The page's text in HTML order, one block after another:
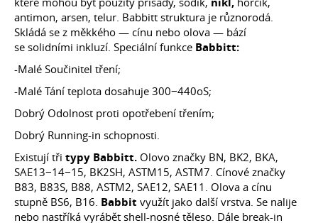
antimon, arsen, telur. Babbitt struktura je různorodá.
Skládá se z měkkého — cínu nebo olova — bází
se solidními inkluzí. Speciální funkce Babbitt:
-Malé Součinitel tření;
-Malé Tání teplota dosahuje 300−440oS;
Dobrý Odolnost proti opotřebení třením;
Dobrý Running-in schopnosti.
Existují tři typy Babbitt. Olovo značky BN, BK2, BKA,
SAE13−14−15, BK2SH, ASTM15, ASTM7. Cínové značky
B83, B83S, B88, ASTM2, SAE12, SAE11. Olova a cínu
stupně BS6, B16. Babbit využít jako další vrstva. Se nalije
nebo nastříká vyrábět shell-nosné těleso. Dále break-in